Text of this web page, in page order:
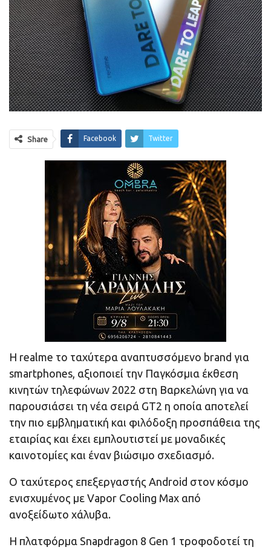
Share Facebook Twitter
Η realme το ταχύτερα αναπτυσσόμενο brand για
smartphones, αξιοποιεί την Παγκόσμια έκθεση
κινητών τηλεφώνων 2022 στη Βαρκελώνη για να
παρουσιάσει τη νέα σειρά GT2 η οποία αποτελεί
την πιο εμβληματική και φιλόδοξη προσπάθεια της
εταιρίας και έχει εμπλουτιστεί με μοναδικές
καινοτομίες και έναν βιώσιμο σχεδιασμό.
Ο ταχύτερος επεξεργαστής Android στον κόσμο
ενισχυμένος με Vapor Cooling Max από
ανοξείδωτο χάλυβα.
Η πλατφόρμα Snapdragon 8 Gen 1 τροφοδοτεί τη